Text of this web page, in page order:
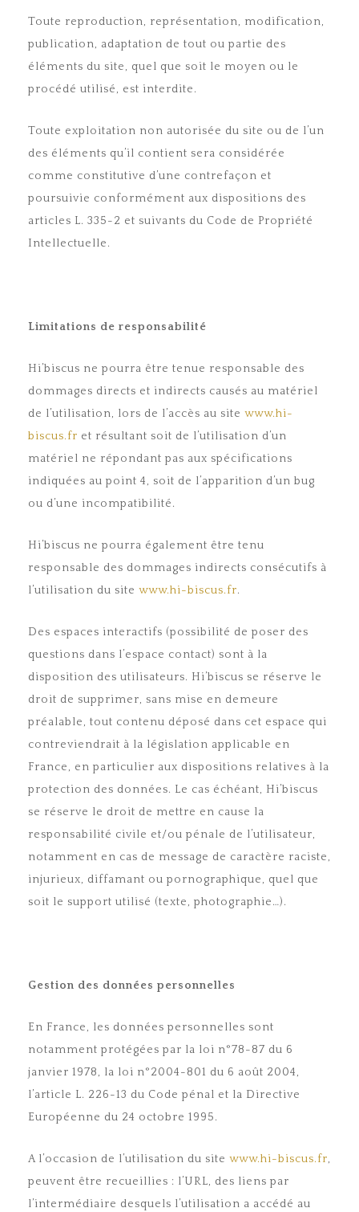
Toute reproduction, représentation, modification,
publication, adaptation de tout ou partie des
éléments du site, quel que soit le moyen ou le
procédé utilisé, est interdite.
Toute exploitation non autorisée du site ou de l’un
des éléments qu’il contient sera considérée
comme constitutive d’une contrefaçon et
poursuivie conformément aux dispositions des
articles L. 335-2 et suivants du Code de Propriété
Intellectuelle.
Limitations de responsabilité
Hi’biscus ne pourra être tenue responsable des
dommages directs et indirects causés au matériel
de l’utilisation, lors de l’accès au site www.hi-
biscus.fr et résultant soit de l’utilisation d’un
matériel ne répondant pas aux spécifications
indiquées au point 4, soit de l’apparition d’un bug
ou d’une incompatibilité.
Hi’biscus ne pourra également être tenu
responsable des dommages indirects consécutifs à
l’utilisation du site www.hi-biscus.fr.
Des espaces interactifs (possibilité de poser des
questions dans l’espace contact) sont à la
disposition des utilisateurs. Hi’biscus se réserve le
droit de supprimer, sans mise en demeure
préalable, tout contenu déposé dans cet espace qui
contreviendrait à la législation applicable en
France, en particulier aux dispositions relatives à la
protection des données. Le cas échéant, Hi’biscus
se réserve le droit de mettre en cause la
responsabilité civile et/ou pénale de l’utilisateur,
notamment en cas de message de caractère raciste,
injurieux, diffamant ou pornographique, quel que
soit le support utilisé (texte, photographie…).
Gestion des données personnelles
En France, les données personnelles sont
notamment protégées par la loi n°78-87 du 6
janvier 1978, la loi n°2004-801 du 6 août 2004,
l’article L. 226-13 du Code pénal et la Directive
Européenne du 24 octobre 1995.
A l’occasion de l’utilisation du site www.hi-biscus.fr,
peuvent être recueillies : l’URL, des liens par
l’intermédiaire desquels l’utilisation a accédé au